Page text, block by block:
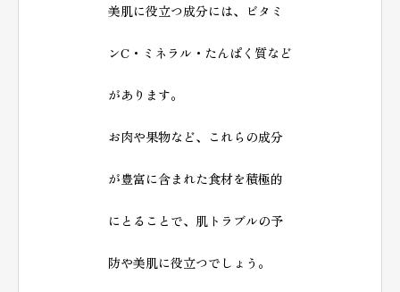
美肌に役立つ成分には、ビタミ
ンC・ミネラル・たんぱく質など
があります。
お肉や果物など、これらの成分
が豊富に含まれた食材を積極的
にとることで、肌トラブルの予
防や美肌に役立つでしょう。